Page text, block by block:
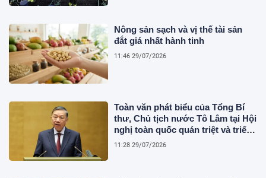
Nông sản sạch và vị thế tài sản
đắt giá nhất hành tinh
11:46 29/07/2026
Toàn văn phát biểu của Tổng Bí
thư, Chủ tịch nước Tô Lâm tại Hội
nghị toàn quốc quán triệt và triển
khai thực hiện Nghị quyết Hội
11:28 29/07/2026